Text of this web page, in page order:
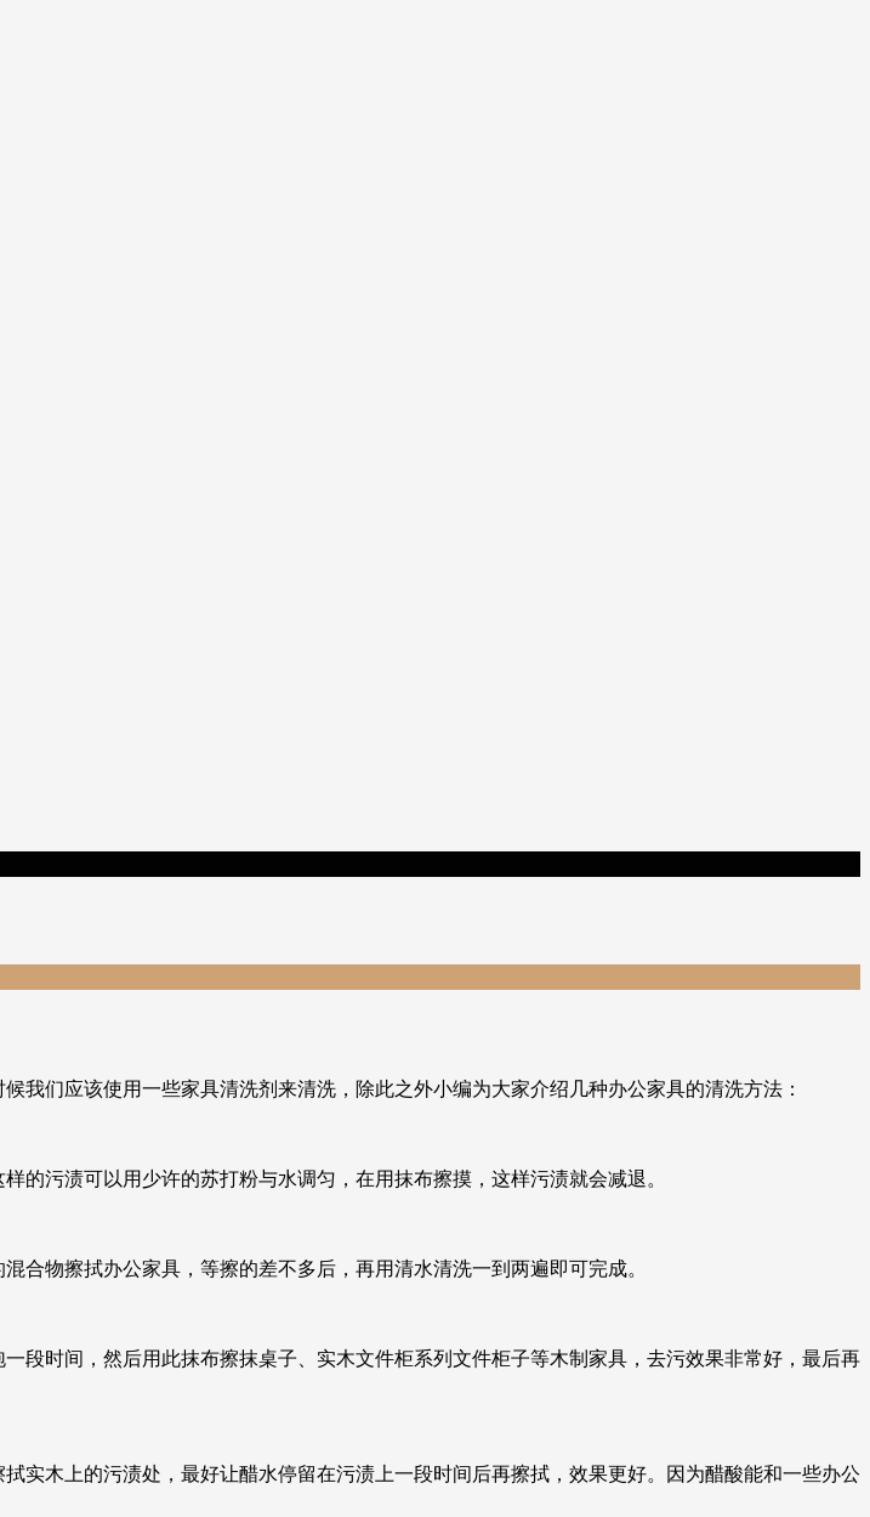
们应该使用一些家具清洗剂来清洗，除此之外小编为大家介绍几种办公家具的清洗方法：
的污渍可以用少许的苏打粉与水调匀，在用抹布擦摸，这样污渍就会减退。
合物擦拭办公家具，等擦的差不多后，再用清水清洗一到两遍即可完成。
段时间，然后用此抹布擦抹桌子、实木文件柜系列文件柜子等木制家具，去污效果非常好，最后再
实木上的污渍处，最好让醋水停留在污渍上一段时间后再擦拭，效果更好。因为醋酸能和一些办公